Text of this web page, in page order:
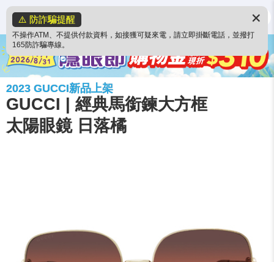
⚠️ 防詐騙提醒
不操作ATM、不提供付款資料，如接獲可疑來電，請立即掛斷電話，並撥打
165防詐騙專線。
✕
2023 GUCCI新品上架
GUCCI | 經典馬銜鍊大方框
太陽眼鏡 日落橘